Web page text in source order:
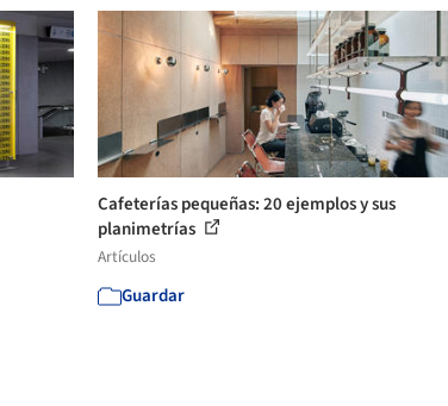
Cafeterías pequeñas: 20 ejemplos y sus
planimetrías
Artículos
Guardar